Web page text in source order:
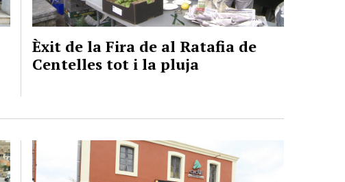
Èxit de la Fira de al Ratafia de
Centelles tot i la pluja